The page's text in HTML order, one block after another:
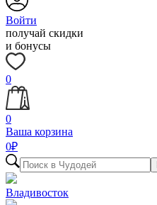
Войти
получай скидки
и бонусы
0
0
Ваша корзина
0₽
Владивосток